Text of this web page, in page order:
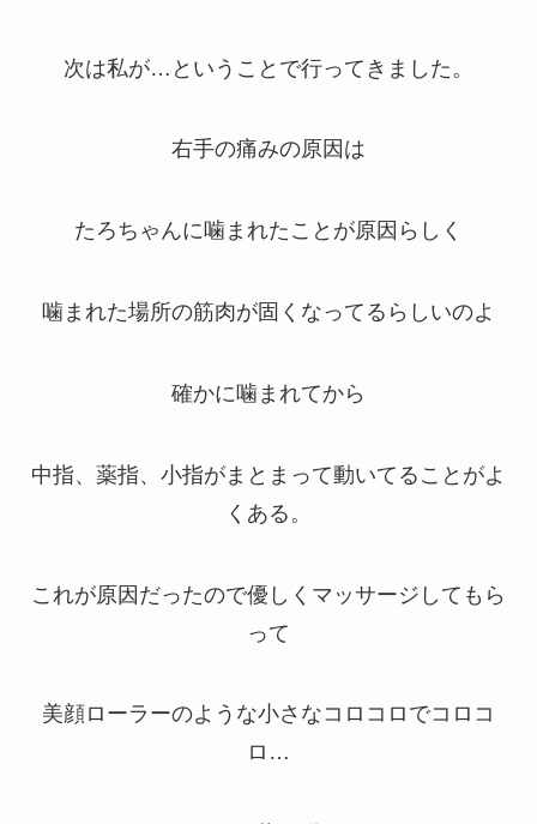
次は私が…ということで行ってきました。
右手の痛みの原因は
たろちゃんに噛まれたことが原因らしく
噛まれた場所の筋肉が固くなってるらしいのよ
確かに噛まれてから
中指、薬指、小指がまとまって動いてることがよ
くある。
これが原因だったので優しくマッサージしてもら
って
美顔ローラーのような小さなコロコロでコロコ
ロ…